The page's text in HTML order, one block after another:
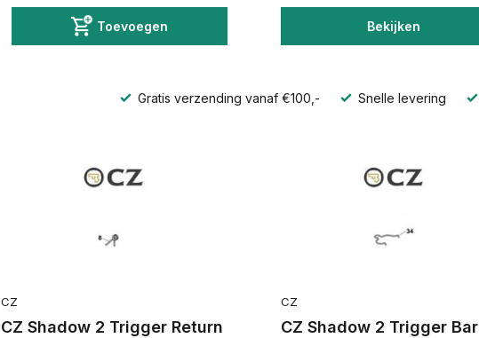
Toevoegen Bekijken
Gratis verzending vanaf €100,- Snelle levering
CZ
CZ Shadow 2 Trigger Return
CZ
CZ Shadow 2 Trigger Bar